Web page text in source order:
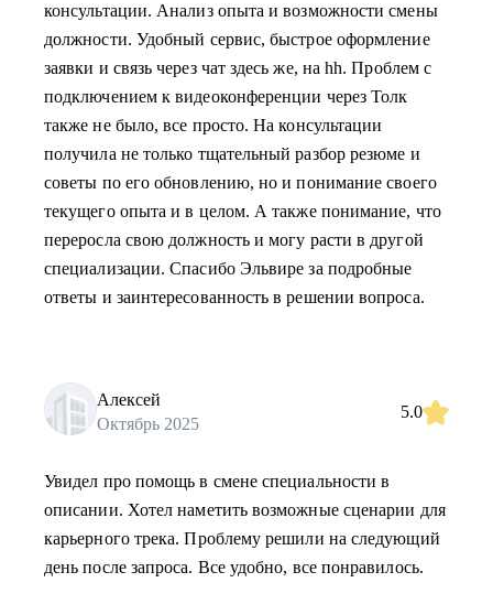
консультации. Анализ опыта и возможности смены
должности. Удобный сервис, быстрое оформление
заявки и связь через чат здесь же, на hh. Проблем с
подключением к видеоконференции через Толк
также не было, все просто. На консультации
получила не только тщательный разбор резюме и
советы по его обновлению, но и понимание своего
текущего опыта и в целом. А также понимание, что
переросла свою должность и могу расти в другой
специализации. Спасибо Эльвире за подробные
ответы и заинтересованность в решении вопроса.
Алексей
Октябрь 2025
5.0
Увидел про помощь в смене специальности в
описании. Хотел наметить возможные сценарии для
карьерного трека. Проблему решили на следующий
день после запроса. Все удобно, все понравилось.